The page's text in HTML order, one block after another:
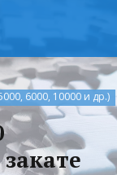
6000, 10000 и др.)